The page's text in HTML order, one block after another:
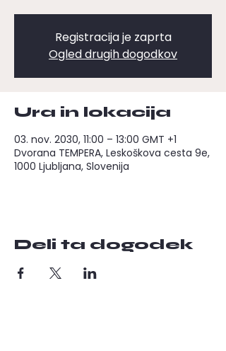
Registracija je zaprta
Ogled drugih dogodkov
Ura in lokacija
03. nov. 2030, 11:00 – 13:00 GMT +1
Dvorana TEMPERA, Leskoškova cesta 9e,
1000 Ljubljana, Slovenija
Deli ta dogodek